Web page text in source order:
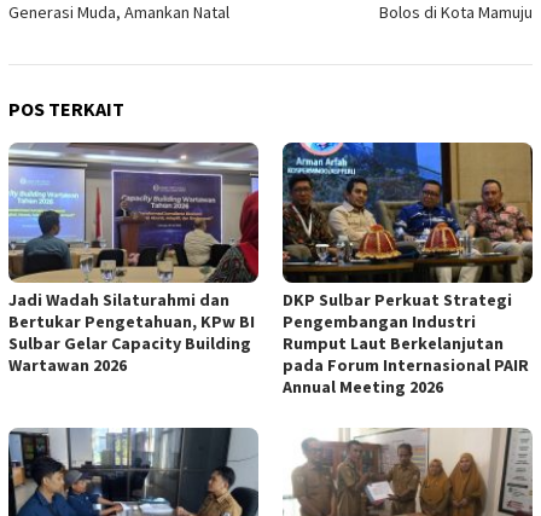
Generasi Muda, Amankan Natal
Bolos di Kota Mamuju
POS TERKAIT
Jadi Wadah Silaturahmi dan
Bertukar Pengetahuan, KPw BI
Sulbar Gelar Capacity Building
Wartawan 2026
DKP Sulbar Perkuat Strategi
Pengembangan Industri
Rumput Laut Berkelanjutan
pada Forum Internasional PAIR
Annual Meeting 2026